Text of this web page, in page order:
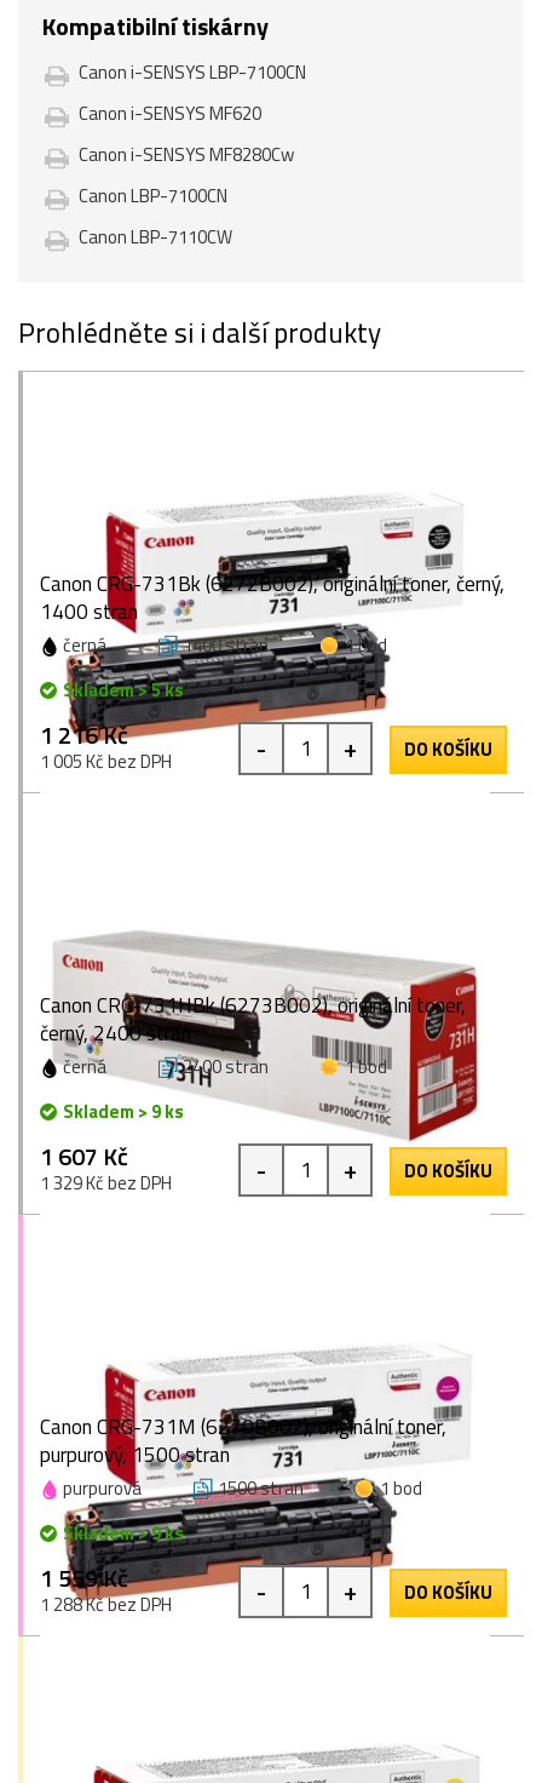
Kompatibilní tiskárny
Canon i-SENSYS LBP-7100CN
Canon i-SENSYS MF620
Canon i-SENSYS MF8280Cw
Canon LBP-7100CN
Canon LBP-7110CW
Prohlédněte si i další produkty
Canon CRG-731Bk (6272B002), originální toner, černý,
1400 stran
černá 1400 stran
1 bod
Skladem > 5 ks
1 216 Kč
1 005 Kč bez DPH - + DO KOŠÍKU
Canon CRG-731HBk (6273B002), originální toner,
černý, 2400 stran
černá 2400 stran
1 bod
Skladem > 9 ks
1 607 Kč
1 329 Kč bez DPH - + DO KOŠÍKU
Canon CRG-731M (6270B002), originální toner,
purpurový, 1500 stran
purpurová 1500 stran
1 bod
Skladem > 9 ks
1 559 Kč
1 288 Kč bez DPH - + DO KOŠÍKU